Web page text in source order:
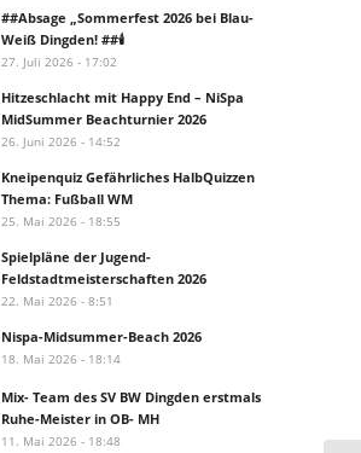
##Absage „Sommerfest 2026 bei Blau-
Weiß Dingden! ##🕯️
27. Juli 2026 - 17:02
Hitzeschlacht mit Happy End – NiSpa
MidSummer Beachturnier 2026
26. Juni 2026 - 14:52
Kneipenquiz Gefährliches HalbQuizzen
Thema: Fußball WM
25. Mai 2026 - 18:55
Spielpläne der Jugend-
Feldstadtmeisterschaften 2026
22. Mai 2026 - 8:51
Nispa-Midsummer-Beach 2026
18. Mai 2026 - 18:14
Mix- Team des SV BW Dingden erstmals
Ruhe-Meister in OB- MH
11. Mai 2026 - 18:48